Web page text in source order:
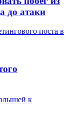
до атаки
поста в
к